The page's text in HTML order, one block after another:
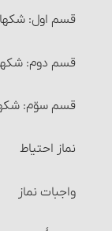
8- قصد قربت‏
9- ترتیب
10- کارهای وضو را پشت سر هم انجام دهد.
11- کارهای وضو را خود انسان انجام دهد.
12- استعمال آب برای انسان ضرری نداشته باشد.
قسم اول:
قسم دوم:
قسم سوّم:
نماز احتیاط
واجبات نماز